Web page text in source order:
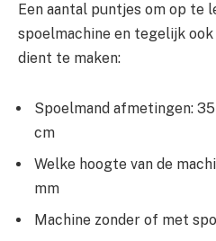
Een aantal puntjes om op te
spoelmachine en tegelijk ook
dient te maken:
Spoelmand afmetingen:
cm
Welke hoogte van de
mm
Machine zonder of met